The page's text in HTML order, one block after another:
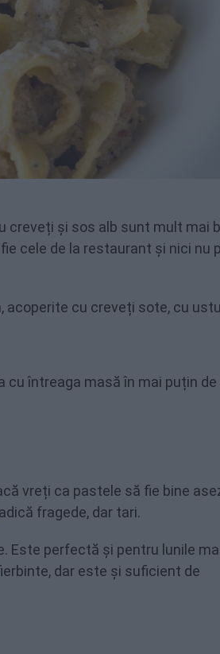
creveți și sos alb sunt mult mai
cele de la restaurant și nici nu
cu creveți sote, cu
întreaga masă în mai puțin de
vreți ca pastele să fie bine
fragede, dar tari.
Este perfectă și pentru lunile
dar este și suficient de